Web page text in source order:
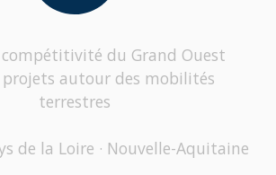
compétitivité du Grand Ouest
projets autour des mobilités
terrestres
de la Loire · Nouvelle-Aquitaine